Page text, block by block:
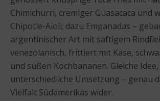
Chimichurri, cremiger Guasacaca und
Chipotle-Aioli; dazu Empanadas –
argentinischer Art mit saftigem
venezolanisch, frittiert mit Käse,
und süßen Kochbananen. Gleiche
unterschiedliche Umsetzung – genau
Vielfalt Südamerikas wider.